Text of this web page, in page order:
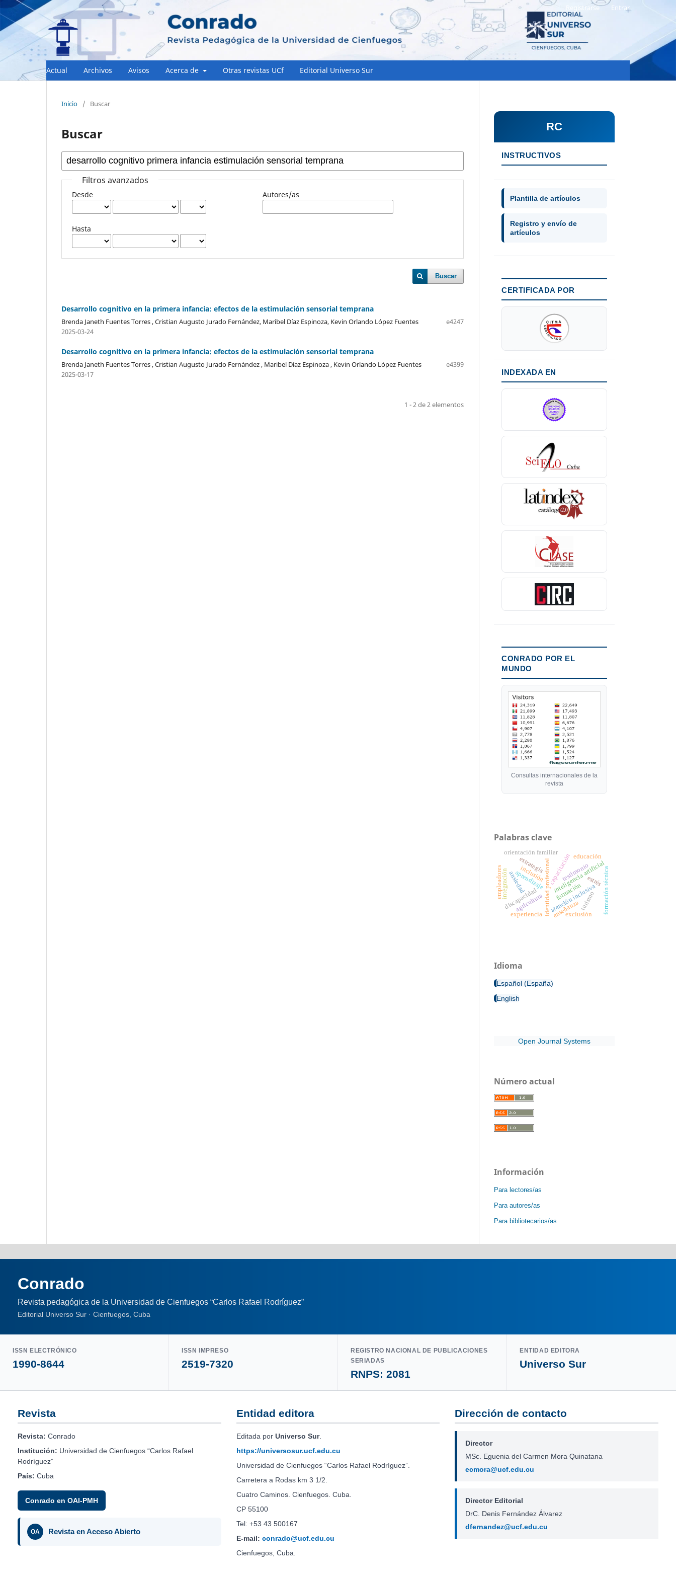
Actual Archivos Avisos Acerca de Otras revistas UCf Editorial Universo Sur
Registrarse Entrar
Inicio / Buscar
Buscar
Filtros avanzados
Desde
Hasta
Autores/as
Buscar
Desarrollo cognitivo en la primera infancia: efectos de la estimulación sensorial temprana
Brenda Janeth Fuentes Torres , Cristian Augusto Jurado Fernández, Maribel Díaz Espinoza, Kevin Orlando López Fuentes
e4247
2025-03-24
Desarrollo cognitivo en la primera infancia: efectos de la estimulación sensorial temprana
Brenda Janeth Fuentes Torres , Cristian Augusto Jurado Fernández , Maribel Díaz Espinoza , Kevin Orlando López Fuentes
e4399
2025-03-17
1 - 2 de 2 elementos
RC
INSTRUCTIVOS
Plantilla de artículos
Registro y envío de
artículos
CERTIFICADA POR
INDEXADA EN
CONRADO POR EL
MUNDO
Consultas internacionales de la
revista
Palabras clave
formación
atención inclusiva
identidad profesionalenseñanza
aprendizaje
inclusión
exclusión
discapacidad
capacitación
inteligencia artificial
estrés
ansiedad
orientación familiar
agricultura formación técnica
turismo
educación
integración
empleadores estrategia
experiencia
testimonio
Idioma
Español (España)
English
Open Journal Systems
Número actual
Información
Para lectores/as
Para autores/as
Para bibliotecarios/as
Conrado
Revista pedagógica de la Universidad de Cienfuegos “Carlos Rafael Rodríguez”
Editorial Universo Sur · Cienfuegos, Cuba
ISSN ELECTRÓNICO
1990-8644
ISSN IMPRESO
2519-7320
REGISTRO NACIONAL DE PUBLICACIONES
SERIADAS
RNPS: 2081
ENTIDAD EDITORA
Universo Sur
Revista
Revista: Conrado
Institución: Universidad de Cienfuegos “Carlos Rafael
Rodríguez”
País: Cuba
Conrado en OAI-PMH
OA Revista en Acceso Abierto
Entidad editora
Editada por Universo Sur.
https://universosur.ucf.edu.cu
Universidad de Cienfuegos “Carlos Rafael Rodríguez”.
Carretera a Rodas km 3 1/2.
Cuatro Caminos. Cienfuegos. Cuba.
CP 55100
Tel: +53 43 500167
E-mail: conrado@ucf.edu.cu
Cienfuegos, Cuba.
Dirección de contacto
Director
MSc. Eguenia del Carmen Mora Quinatana
ecmora@ucf.edu.cu
Director Editorial
DrC. Denis Fernández Álvarez
dfernandez@ucf.edu.cu